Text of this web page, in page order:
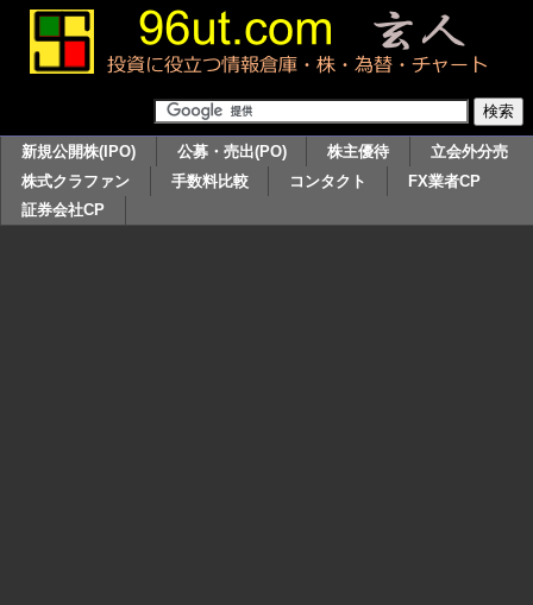
新規公開株(IPO) 公募・売出(PO) 株主優待
立会外分売
株式クラファン
手数料比較 コンタクト
FX業者CP
証券会社CP